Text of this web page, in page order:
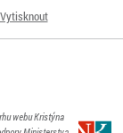
Vytisknout
webu Kristýna